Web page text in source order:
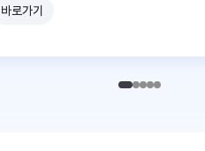
바로가기